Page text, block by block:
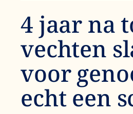
4 jaar na
vechten
voor
echt een